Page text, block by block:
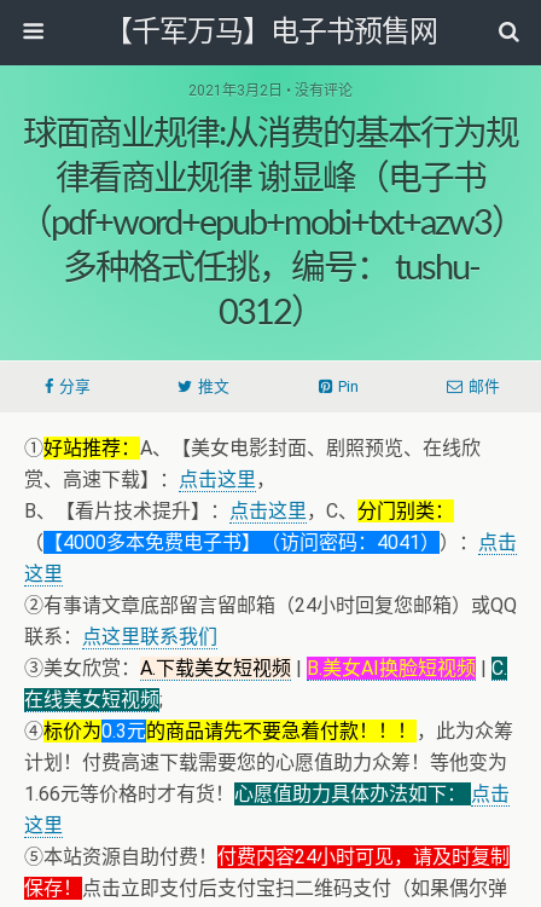
【千军万马】电子书预售网
2021年3月2日 • 没有评论
球面商业规律:从消费的基本行为规
律看商业规律 谢显峰（电子书
（pdf+word+epub+mobi+txt+azw3）
多种格式任挑，编号： tushu-
0312）
分享 推文 Pin 邮件
①好站推荐： A、【美女电影封面、剧照预览、在线欣
赏、高速下载】：
点击这里，
B、【看片技术提升】：
点击这里，C、 分门别类：
（ 【4000多本免费电子书】（访问密码：4041） ）：
点击
这里
②有事请文章底部留言留邮箱（24小时回复您邮箱）或QQ
联系：
点这里联系我们
③美女欣赏： A.下载美女短视频 | B.美女AI换脸短视频 | C.
在线美女短视频;
④标价为0.3元的商品请先不要急着付款！！！
，此为众筹
计划！付费高速下载需要您的心愿值助力众筹！等他变为
1.66元等价格时才有货！ 心愿值助力具体办法如下：
点击
这里
⑤本站资源自助付费！ 付费内容24小时可见，请及时复制
保存！
点击立即支付后支付宝扫二维码支付（如果偶尔弹